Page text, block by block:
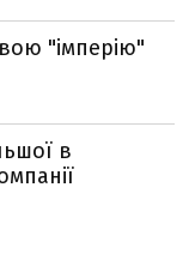
"імперію"
в